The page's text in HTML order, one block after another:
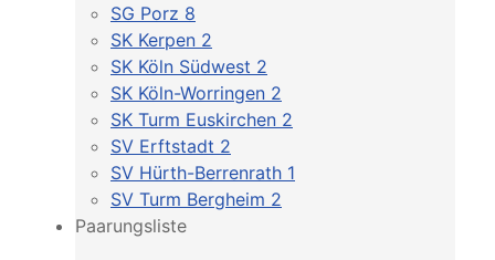
SG Porz 8
SK Kerpen 2
SK Köln Südwest 2
SK Köln-Worringen 2
SK Turm Euskirchen 2
SV Erftstadt 2
SV Hürth-Berrenrath 1
SV Turm Bergheim 2
Paarungsliste